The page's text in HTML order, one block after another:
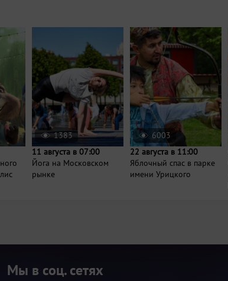
1383
11 августа в 07:00
Йога на Московском
рынке
6003
22 августа в 11:00
Яблочный спас в парке
имени Урицкого
Мы в соц. сетях